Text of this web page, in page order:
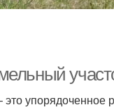
это